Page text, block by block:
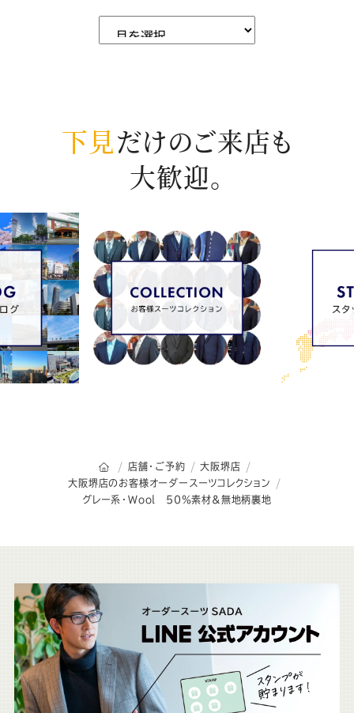
下見だけのご来店も
大歓迎。
オーダースーツSADAのトップページ
店舗・ご予約
大阪堺店
大阪堺店のお客様オーダースーツコレクション
グレー系・Wool 50％素材＆無地柄裏地
こ
ち
ら
も